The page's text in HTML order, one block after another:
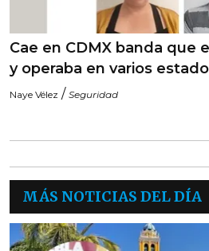
Cae en CDMX banda que
y operaba en varios
Naye Vélez / Seguridad
MÁS NOTICIAS DEL DÍA